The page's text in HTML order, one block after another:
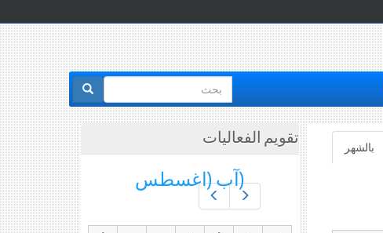
استمارة
البحث
بالشهر
التبويب
النشطة)
تقويم الفعاليات
(آب (اغسطس